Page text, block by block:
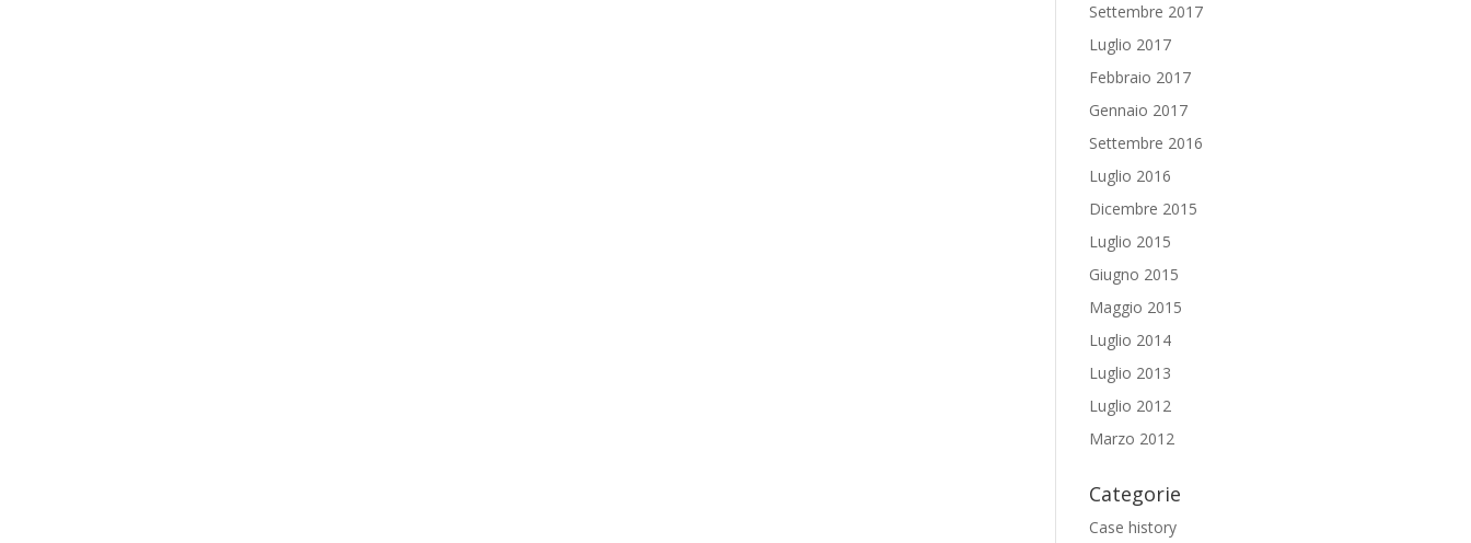
Settembre 2017
Luglio 2017
Febbraio 2017
Gennaio 2017
Settembre 2016
Luglio 2016
Dicembre 2015
Luglio 2015
Giugno 2015
Maggio 2015
Luglio 2014
Luglio 2013
Luglio 2012
Marzo 2012
Categorie
Case history